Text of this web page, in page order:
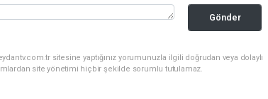
Gönder
sitesine yaptığınız yorumunuzla ilgili doğrudan veya dolaylı
site yönetimi hiçbir şekilde sorumlu tutulamaz.